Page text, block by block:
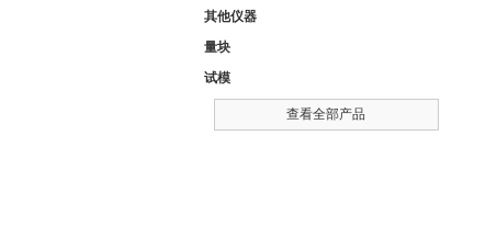
其他仪器
量块
试模
查看全部产品